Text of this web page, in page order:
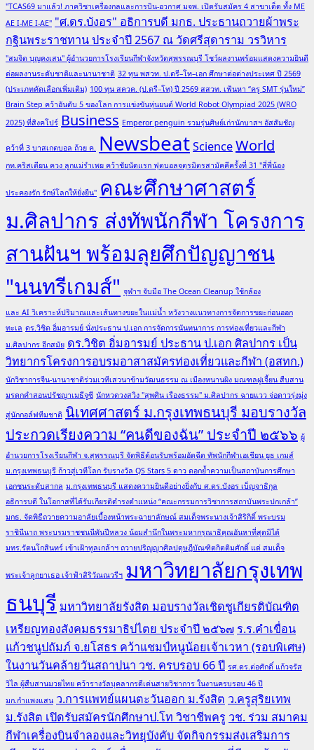
วิไล
ผู้
สืบสาน
มวยไทย
คว้า
รางวัล
บุคลากร
เด่น
สาย
วิชาการ
งาน
รอบ
46
ปี
มก.กำแพงแสน
"TCAS69 มาแล้ว! ภาควิชาเครื่องกลและการบิน-อวกาศ มจพ. เปิดรับสมัคร 4 สาขาเด็ด ทั้ง ME
AE I-ME I-AE" "ศ.ดร.บังอร" อธิการบดี มกธ. ประธานถวายผ้าพระ
กฐินพระราชทาน ประจำปี 2567 ณ วัดศรีสุดาราม วรวิหาร
"สมจิต บุญคงเสน" ผู้อำนวยการโรงเรียนกีฬาจังหวัดสุพรรณบุรี โชว์ผลงานพร้อมแสดงความยินดี
ต่อผลงานระดับชาติและนานาชาติ 32 ทุน พสวท. ป.ตรี–โท–เอก ศึกษาต่อต่างประเทศ ปี 2569
(ประเภทคัดเลือกเพิ่มเติม) 100 ทุน สควค. (ป.ตรี–โท) ปี 2569 สสวท. เฟ้นหา “ครู SMT รุ่นใหม่”
Brain Step คว้าอันดับ 5 ของโลก การแข่งขันหุ่นยนต์ World Robot Olympiad 2025 (WRO
2025) ที่สิงคโปร์ Business Emperor penguin รวมรุ่นศิษย์เก่านักบาสฯ อัสสัมชัญ
คว้าที่ 3 บาสเกตบอล ถ้วย ค. NewsbeatScienceWorld
กท.คริสเตียน ควง ลูกแม่รำเพย คว้าชัยนัดแรก ฟุตบอลจตุรมิตรสามัคคีครั้งที่ 31 "สี่พี่น้อง
ประคองรัก รักษ์โลกให้ยั่งยืน" คณะศึกษาศาสตร์
ม.ศิลปากร ส่งทัพนักกีฬา โครงการ
สานฝันฯ พร้อมลุยศึกปัญญาชน
"นนทรีเกมส์" จุฬาฯ จับมือ The Ocean Cleanup ใช้กล้อง
และ AI วิเคราะห์ปริมาณและเส้นทางขยะในแม่น้ำ หวังวางแนวทางการจัดการขยะก่อนออก
ทะเล ดร.วิชิต อิ่มอารมย์ นั่งประธาน ป.เอก การจัดการนันทนาการ การท่องเที่ยวและกีฬา
ม.ศิลปากร อีกสมัย ดร.วิชิต อิ่มอารมย์ ประธาน ป.เอก ศิลปากร เป็น
วิทยากรโครงการอบรมอาสาสมัครท่องเที่ยวและกีฬา (อสทก.)
นักวิชาการจีน-นานาชาติร่วมเวทีเสวนาข้ามวัฒนธรรม ณ เมืองหนานผิง มณฑลฝูเจี้ยน สืบสาน
มรดกคำสอนปรัชญาเมธีจูซี นักหวดวงสวิง "สุพศิน เรืองธรรม" ม.ศิลปากร ฉายแวว จ่อดาวรุ่งมุ่ง
สู่นักกอล์ฟทีมชาติ นิเทศศาสตร์ ม.กรุงเทพธนบุรี มอบรางวัล
ประกวดเรียงความ “คนดีของฉัน” ประจำปี ๒๕๖๖ ผู้
อำนวยการโรงเรียนกีฬา จ.สุพรรณบุรี จัดพิธีต้อนรับพร้อมอัดฉีด ทัพนักกีฬาเอเชียน ยูธ เกมส์
ม.กรุงเทพธนบุรี ก้าวสู่เวทีโลก รับรางวัล QS Stars 5 ดาว ตอกย้ำความเป็นสถาบันการศึกษา
เอกชนระดับสากล ม.กรุงเทพธนบุรี แสดงความยินดีอย่างยิ่งกับ ศ.ดร.บังอร เบ็ญจาธิกุล
อธิการบดี ในโอกาสที่ได้รับเกียรติดำรงตำแหน่ง “คณะกรรมการวิชาการสถาบันพระปกเกล้า”
มกธ. จัดพิธีถวายความอาลัยเบื้องหน้าพระฉายาลักษณ์ สมเด็จพระนางเจ้าสิริกิติ์ พระบรม
ราชินีนาถ พระบรมราชชนนีพันปีหลวง น้อมสำนึกในพระมหากรุณาธิคุณอันหาที่สุดมิได้
มทร.รัตนโกสินทร์ เข้าเฝ้าทูลเกล้าฯ ถวายปริญญาศิลปดุษฎีบัณฑิตกิตติมศักดิ์ แด่ สมเด็จ
พระเจ้าลูกยาเธอ เจ้าฟ้าสิริวัณณวรีฯ มหาวิทยาลัยกรุงเทพ
ธนบุรี มหาวิทยาลัยรังสิต มอบรางวัลเชิดชูเกียรติบัณฑิต
เหรียญทองสังคมธรรมาธิปไตย ประจำปี ๒๕๖๗ ร.ร.คำเขื่อน
แก้วชนูปถัมภ์ จ.ยโสธร คว้าแชมป์หนูน้อยเจ้าเวหา (รอบพิเศษ)
ในงานวันคล้ายวันสถาปนา วช. ครบรอบ 66 ปี รศ.ดร.ต่อศักดิ์ แก้วจรัส
วิไล ผู้สืบสานมวยไทย คว้ารางวัลบุคลากรดีเด่นสายวิชาการ ในงานครบรอบ 46 ปี
มก.กำแพงแสน ว.การแพทย์แผนตะวันออก ม.รังสิต ว.ครูสุริยเทพ
ม.รังสิต เปิดรับสมัครนักศึกษาป.โท วิชาชีพครู วช. ร่วม สมาคม
กีฬาเครื่องบินจำลองและวิทยุบังคับ จัดกิจกรรมส่งเสริมการ